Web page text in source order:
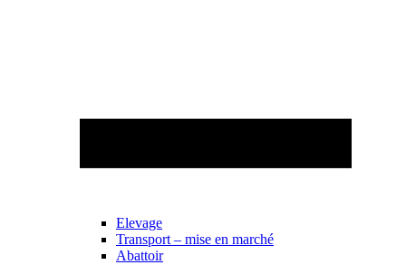
Elevage
Transport – mise en marché
Abattoir